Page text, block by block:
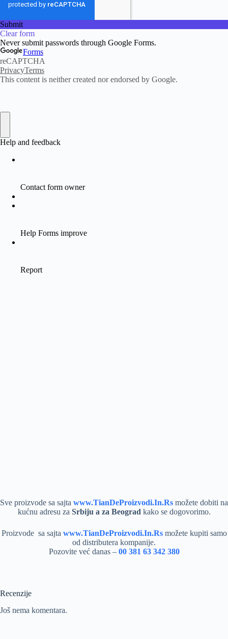
Sve proizvode sa sajta www.TianDeProizvodi.In.Rs možete dobiti na
kućnu adresu za Srbiju a za Beograd kako se dogovorimo.
Proizvode sa sajta www.TianDeProizvodi.In.Rs možete kupiti samo
od distributera kompanije.
Pozovite već danas – 00 381 63 342 380
Recenzije
Još nema komentara.